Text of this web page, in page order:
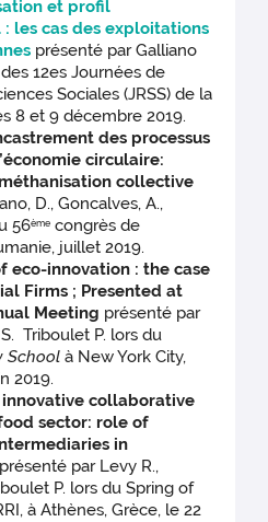
et profil
les cas des exploitations
présenté par Galliano
12es Journées de
Sociales (JRSS) de la
8 et 9 décembre 2019.
des processus
circulaire:
collective
D., Goncalves, A.,
56ème congrès de
juillet 2019.
eco-innovation : the case
Firms ; Presented at
Meeting présenté par
Triboulet P. lors du
School à New York City,
2019.
collaborative
sector: role of
in
présenté par Levy R.,
P. lors du Spring of
à Athènes, Grèce, le 22